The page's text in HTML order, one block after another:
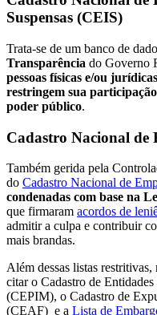
Suspensas (CEIS)
Trata-se de um banco de
Transparência do Governo
pessoas físicas e/ou
restringem sua
poder público.
Cadastro Nacional de
Também gerida pela
do Cadastro Nacional de
condenadas com base na
que firmaram acordos de
admitir a culpa e contribuir
mais brandas.
Além dessas listas
citar o Cadastro de
(CEPIM), o Cadastro de
(CEAF) e a Lista de